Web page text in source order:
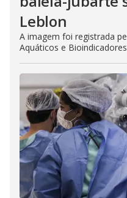
Leblon
A imagem foi registrada
Aquáticos e